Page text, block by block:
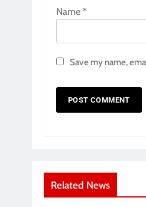
Name *
Save my name,
Related News